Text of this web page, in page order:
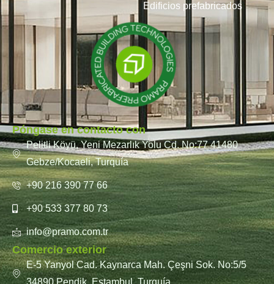
Edificios prefabricados
Póngase en contacto con
Pelitli Köyü, Yeni Mezarlık Yolu Cd. No:77 41480
Gebze/Kocaeli, Turquía
+90 216 390 77 66
+90 533 377 80 73
info@pramo.com.tr
Comercio exterior
E-5 Yanyol Cad. Kaynarca Mah. Çeşni Sok. No:5/5